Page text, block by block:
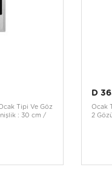
Tipi Ve Göz
: 30 cm /
D
Ocak
2